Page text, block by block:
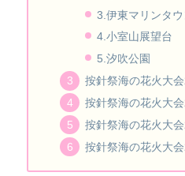
3.伊東マリンタウ
4.小室山展望台
5.汐吹公園
按針祭海の花火大
按針祭海の花火大
按針祭海の花火大
按針祭海の花火大